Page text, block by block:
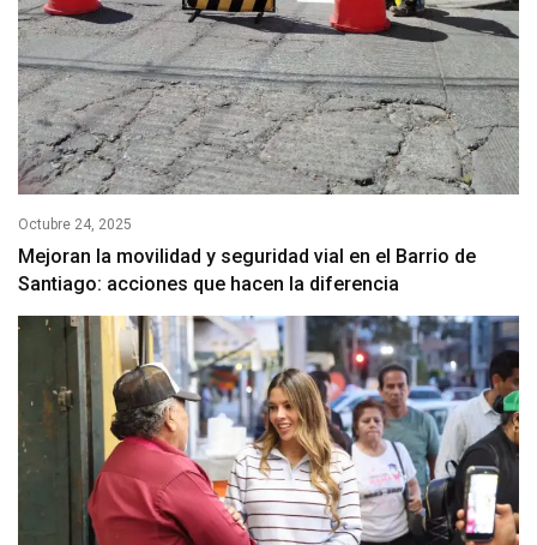
Octubre 24, 2025
Mejoran la movilidad y seguridad vial en el Barrio de
Santiago: acciones que hacen la diferencia